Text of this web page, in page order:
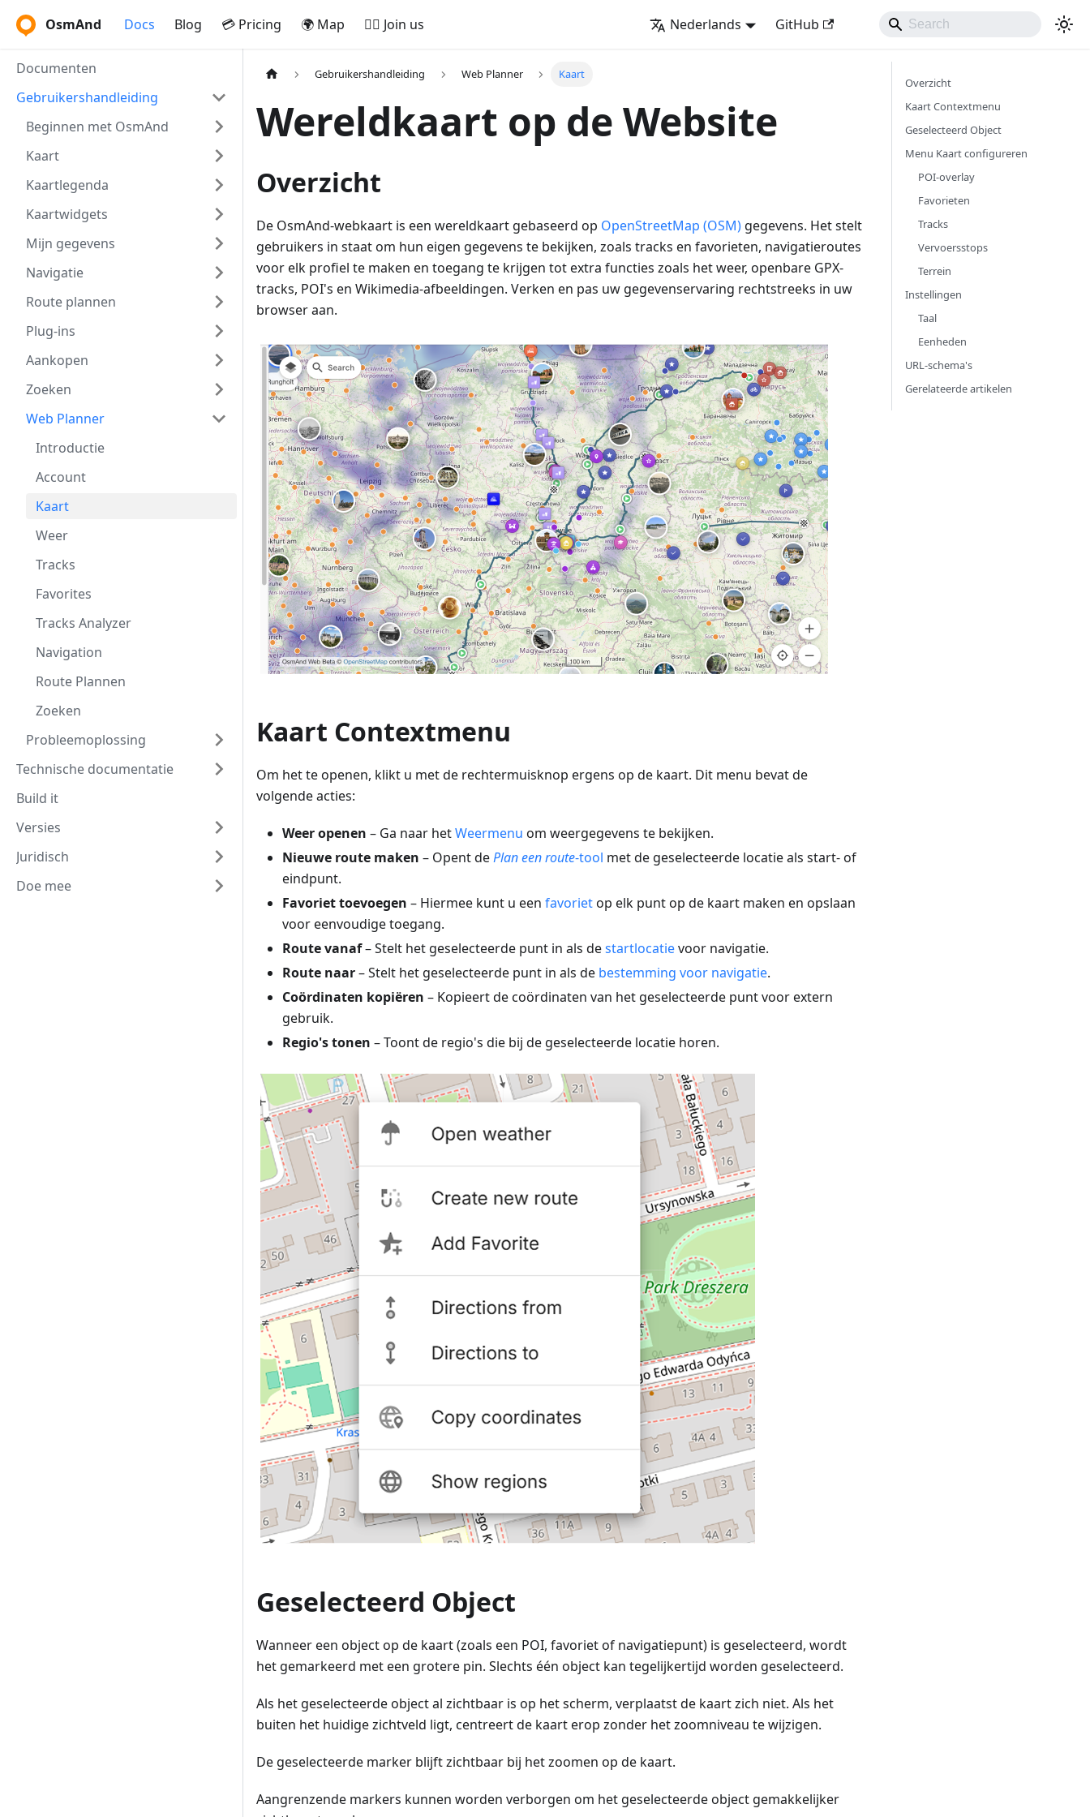
OsmAnd Docs Blog 💳 Pricing 🌍 Map 🚵‍♂️ Join us Nederlands GitHub
Documenten
Gebruikershandleiding
Beginnen met OsmAnd
Kaart
Kaartlegenda
Kaartwidgets
Mijn gegevens
Navigatie
Route plannen
Plug-ins
Aankopen
Zoeken
Web Planner
Introductie
Account
Kaart
Weer
Tracks
Favorites
Tracks Analyzer
Navigation
Route Plannen
Zoeken
Probleemoplossing
Technische documentatie
Build it
Versies
Juridisch
Doe mee
Gebruikershandleiding Web Planner Kaart
Wereldkaart op de Website
Overzicht
De OsmAnd-webkaart is een wereldkaart gebaseerd op OpenStreetMap (OSM) gegevens. Het stelt
gebruikers in staat om hun eigen gegevens te bekijken, zoals tracks en favorieten, navigatieroutes
voor elk profiel te maken en toegang te krijgen tot extra functies zoals het weer, openbare GPX-
tracks, POI's en Wikimedia-afbeeldingen. Verken en pas uw gegevenservaring rechtstreeks in uw
browser aan.
Kaart Contextmenu
Om het te openen, klikt u met de rechtermuisknop ergens op de kaart. Dit menu bevat de
volgende acties:
Weer openen – Ga naar hetWeermenu om weergegevens te bekijken.
Nieuwe route maken – Opent dePlan een route-tool met de geselecteerde locatie als start- of
eindpunt.
Favoriet toevoegen – Hiermee kunt u een favorietop elk punt op de kaart maken en opslaan
voor eenvoudige toegang.
Route vanaf– Stelt het geselecteerde punt in als destartlocatievoor navigatie.
Route naar– Stelt het geselecteerde punt in als de bestemming voor navigatie.
Coördinaten kopiëren – Kopieert de coördinaten van het geselecteerde punt voor extern
gebruik.
Regio's tonen – Toont de regio's die bij de geselecteerde locatie horen.
Geselecteerd Object
Wanneer een object op de kaart (zoals een POI, favoriet of navigatiepunt) is geselecteerd, wordt
het gemarkeerd met een grotere pin. Slechts één object kan tegelijkertijd worden geselecteerd.
Als het geselecteerde object al zichtbaar is op het scherm, verplaatst de kaart zich niet. Als het
buiten het huidige zichtveld ligt, centreert de kaart erop zonder het zoomniveau te wijzigen.
De geselecteerde marker blijft zichtbaar bij het zoomen op de kaart.
Aangrenzende markers kunnen worden verborgen om het geselecteerde object gemakkelijker
Overzicht
Kaart Contextmenu
Geselecteerd Object
Menu Kaart configureren
POI-overlay
Favorieten
Tracks
Vervoersstops
Terrein
Instellingen
Taal
Eenheden
URL-schema's
Gerelateerde artikelen